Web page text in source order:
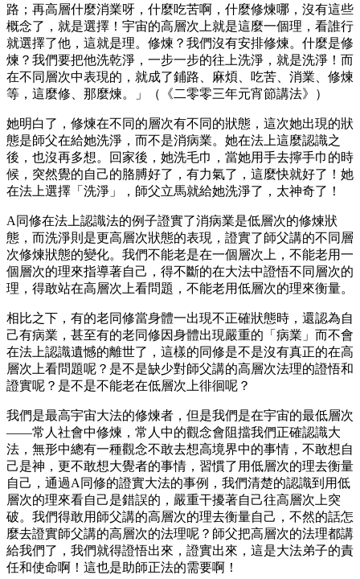
路；再高層什麼消業呀，什麼吃苦啊，什麼修煉哪，沒有這些
概念了，就是選擇！宇宙的高層次上就是這麼一個理，看誰行
就選擇了他，這就是理。修煉？我們沒有安排修煉。什麼是修
煉？我們要把他洗乾淨，一步一步的往上洗淨，就是洗淨！而
在不同層次中表現的，就成了鋪路、麻煩、吃苦、消業、修煉
等，這麼修、那麼煉。」（《二零零三年元宵節講法》）
她明白了，修煉在不同的層次有不同的狀態，這次她出現的狀
態是師父在給她洗淨，而不是消病業。她在法上這麼認識之
後，也沒再多想。回家後，她洗毛巾，當她用手去擰手巾的時
候，突然覺的自己的胳膊好了，有力氣了，這麼快就好了！她
在法上選擇「洗淨」，師父立馬就給她洗淨了，太神奇了！
A同修在法上認識法的例子證實了消病業是低層次的修煉狀
態，而洗淨則是更高層次狀態的表現，證實了師父講的不同層
次修煉狀態的變化。我們不能老是在一個層次上，不能老用一
個層次的理來指導著自己，得不斷的在大法中證悟不同層次的
理，得敢站在高層次上看問題，不能老用低層次的理來衡量。
相比之下，有的老同修當身體一出現不正確狀態時，還認為自
己有病業，甚至有的老同修因身體出現嚴重的「病業」而不會
在法上認識遺憾的離世了，這樣的同修是不是沒有真正的在高
層次上看問題呢？是不是缺少對師父講的高層次法理的證悟和
證實呢？是不是不能老在低層次上徘徊呢？
我們是最高宇宙大法的修煉者，但是我們是在宇宙的最低層次
——常人社會中修煉，常人中的觀念會阻擋我們正確認識大
法，無形中總有一種觀念不敢去想高境界中的事情，不敢想自
己是神，更不敢想大覺者的事情，習慣了用低層次的理去衡量
自己，通過A同修的證實大法的事例，我們清楚的認識到用低
層次的理來看自己是錯誤的，嚴重干擾著自己往高層次上突
破。我們得敢用師父講的高層次的理去衡量自己，不然的話怎
麼去證實師父講的高層次的法理呢？師父把高層次的法理都講
給我們了，我們就得證悟出來，證實出來，這是大法弟子的責
任和使命啊！這也是助師正法的需要啊！